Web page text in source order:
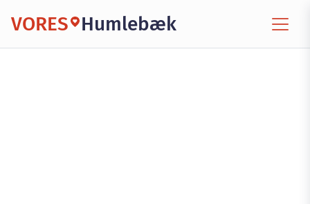
VORES Humlebæk